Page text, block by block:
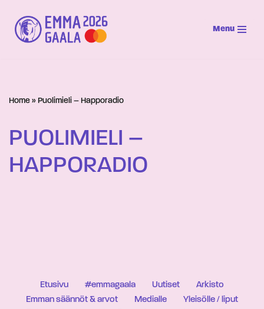
Siirry
suoraan
Menu
Home » Puolimieli – Happoradio
PUOLIMIELI –
HAPPORADIO
Etusivu #emmagaala Uutiset
Arkisto
Emman säännöt & arvot
Medialle
Yleisölle / liput